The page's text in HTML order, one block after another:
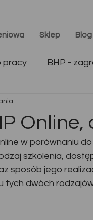
Sklep Blog
pracy BHP -
w porównaniu
szkolenia,
sposób jego
tych dwóch